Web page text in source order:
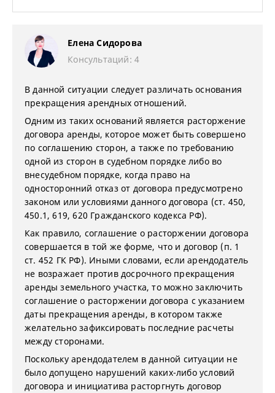
Елена Сидорова
Консультаций: 4
В данной ситуации следует различать основания
прекращения арендных отношений.
Одним из таких оснований является расторжение
договора аренды, которое может быть совершено
по соглашению сторон, а также по требованию
одной из сторон в судебном порядке либо во
внесудебном порядке, когда право на
односторонний отказ от договора предусмотрено
законом или условиями данного договора (ст. 450,
450.1, 619, 620 Гражданского кодекса РФ).
Как правило, соглашение о расторжении договора
совершается в той же форме, что и договор (п. 1
ст. 452 ГК РФ). Иными словами, если арендодатель
не возражает против досрочного прекращения
аренды земельного участка, то можно заключить
соглашение о расторжении договора с указанием
даты прекращения аренды, в котором также
желательно зафиксировать последние расчеты
между сторонами.
Поскольку арендодателем в данной ситуации не
было допущено нарушений каких-либо условий
договора и инициатива расторгнуть договор